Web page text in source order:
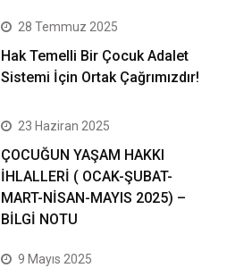
28 Temmuz 2025
Hak Temelli Bir Çocuk Adalet
Sistemi İçin Ortak Çağrımızdır!
23 Haziran 2025
ÇOCUĞUN YAŞAM HAKKI
İHLALLERİ ( OCAK-ŞUBAT-
MART-NİSAN-MAYIS 2025) –
BİLGİ NOTU
9 Mayıs 2025